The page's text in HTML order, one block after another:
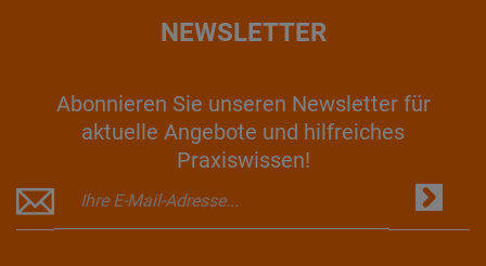
NEWSLETTER
Abonnieren Sie unseren Newsletter für
aktuelle Angebote und hilfreiches
Praxiswissen!